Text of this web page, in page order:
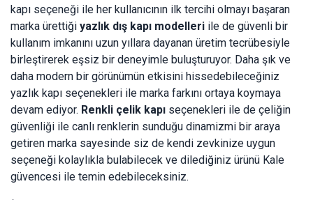
kapı seçeneği ile her kullanıcının ilk tercihi olmayı başaran
marka ürettiği yazlık dış kapı modelleri ile de güvenli bir
kullanım imkanını uzun yıllara dayanan üretim tecrübesiyle
birleştirerek eşsiz bir deneyimle buluşturuyor. Daha şık ve
daha modern bir görünümün etkisini hissedebileceğiniz
yazlık kapı seçenekleri ile marka farkını ortaya koymaya
devam ediyor. Renkli çelik kapı seçenekleri ile de çeliğin
güvenliği ile canlı renklerin sunduğu dinamizmi bir araya
getiren marka sayesinde siz de kendi zevkinize uygun
seçeneği kolaylıkla bulabilecek ve dilediğiniz ürünü Kale
güvencesi ile temin edebileceksiniz.